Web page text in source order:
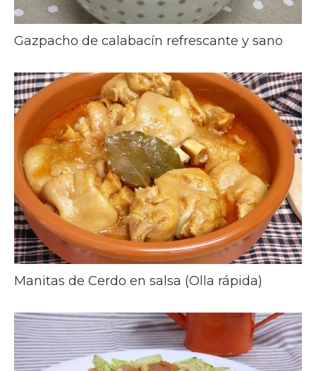
Gazpacho de calabacín refrescante y sano
Manitas de Cerdo en salsa (Olla rápida)